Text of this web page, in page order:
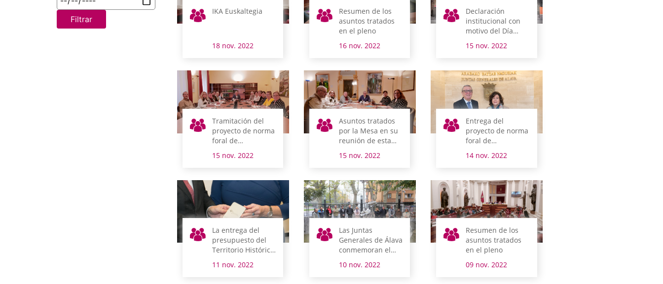
Filtrar
IKA Euskaltegia
18 nov. 2022
Resumen de los
asuntos tratados
en el pleno
16 nov. 2022
Declaración
institucional con
motivo del Día
Infancia
15 nov. 2022
Tramitación del
proyecto de norma
foral de
Territorio Histórico
15 nov. 2022
Asuntos tratados
por la Mesa en su
reunión de esta
15 nov. 2022
Entrega del
proyecto de norma
foral de
Territorio Histórico
14 nov. 2022
La entrega del
presupuesto del
Territorio Histórico
que viene su
11 nov. 2022
Las Juntas
Generales de Álava
conmemoran el
10 nov. 2022
Resumen de los
asuntos tratados
en el pleno
09 nov. 2022